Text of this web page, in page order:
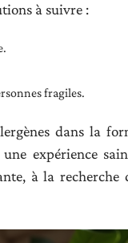
à suivre :
fragiles.
dans la
expérience
à la recherche